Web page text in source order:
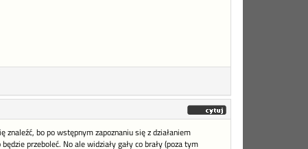
bo po wstępnym zapoznaniu się z działaniem
przeboleć. No ale widziały gały co brały (poza tym